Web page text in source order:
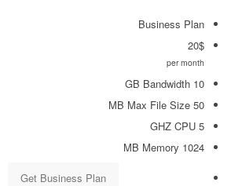
Business Plan
20$
per month
10 GB Bandwidth
50 MB Max File Size
5 GHZ CPU
1024 MB Memory
Get Business Plan